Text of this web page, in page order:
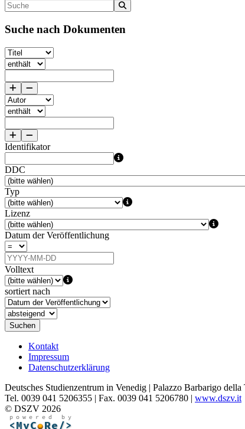
Suche nach Dokumenten
Identifikator
DDC
Typ
Lizenz
Datum der Veröffentlichung
Volltext
sortiert nach
Suchen
Kontakt
Impressum
Datenschutzerklärung
Deutsches Studienzentrum in Venedig | Palazzo Barbarigo
Tel. 0039 041 5206355 | Fax. 0039 041 5206780 | www.dszv.it
© DSZV 2026